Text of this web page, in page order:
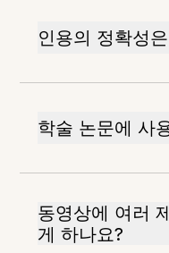
인용의 정확성
학술 논문에 사
동영상에 여러
게 하나요?